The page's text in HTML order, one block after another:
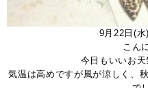
9月22日(水)
こん
今日もいいお
気温は高めですが風が涼しく、